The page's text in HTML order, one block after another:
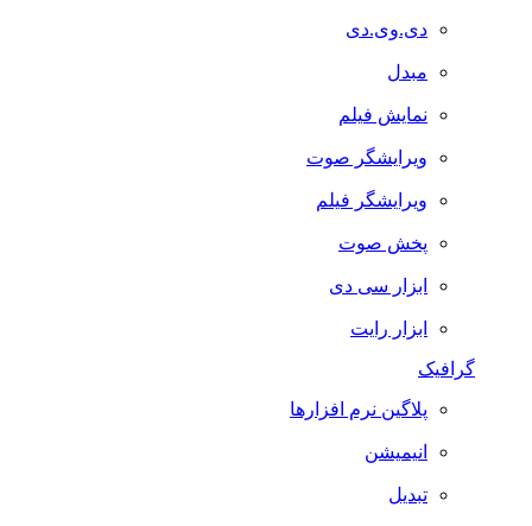
دی.وی.دی
مبدل
نمایش فیلم
ویرایشگر صوت
ویرایشگر فیلم
پخش صوت
ابزار سی دی
ابزار رایت
گرافیک
پلاگین نرم افزارها
انیمیشن
تبدیل